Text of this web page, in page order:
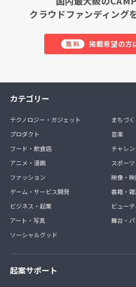
クラウドファンディング
無料 掲載希望の方
カテゴリー
テクノロジー・ガジェット
プロダクト
フード・飲食店
アニメ・漫画
ファッション
ゲーム・サービス開発
ビジネス・起業
アート・写真
ソーシャルグッド
まちづ
音楽
チャレ
スポーツ
映像・映
書籍・
ビュー
舞台・
起案サポート